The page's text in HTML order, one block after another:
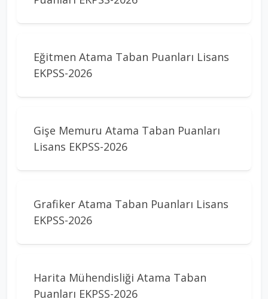
Eğitmen Atama Taban Puanları Lisans
EKPSS-2026
Gişe Memuru Atama Taban Puanları
Lisans EKPSS-2026
Grafiker Atama Taban Puanları Lisans
EKPSS-2026
Harita Mühendisliği Atama Taban
Puanları EKPSS-2026